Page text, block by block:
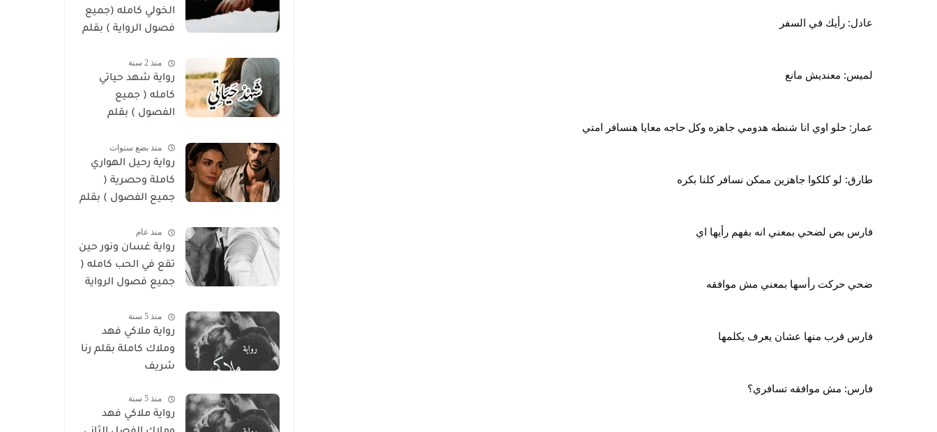
عادل: رأيك في السفر
لميس: معنديش مانع
عمار: حلو اوي انا شنطه هدومي جاهزه وكل حاجه معايا هنسافر امتي
طارق: لو كلكوا جاهزين ممكن نسافر كلنا بكره
فارس بص لضحي بمعني انه بفهم رأيها اي
ضحي حركت رأسها بمعني مش موافقه
فارس قرب منها عشان يعرف يكلمها
فارس: مش موافقه تسافري؟
الخولي كامله (جميع
فصول الرواية ) بقلم
منذ 2 سنة
رواية شهد حياتي
كامله ( جميع
الفصول ) بقلم
منذ بضع سنوات
رواية رحيل الهواري
كاملة وحصرية (
جميع الفصول ) بقلم
منذ عام
رواية غسان ونور حين
تقع في الحب كامله (
جميع فصول الرواية
منذ 5 سنة
رواية ملاكي فهد
وملاك كاملة بقلم رنا
شريف
منذ 5 سنة
رواية ملاكي فهد